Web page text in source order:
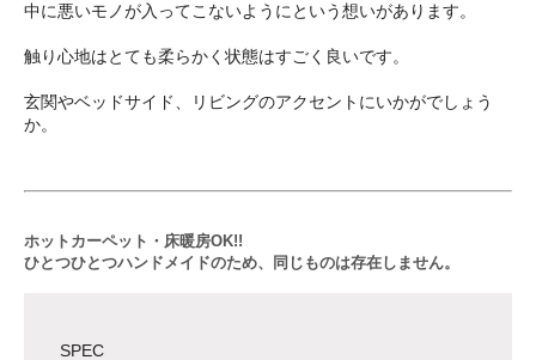
中に悪いモノが入ってこないようにという想いがあります。
触り心地はとても柔らかく状態はすごく良いです。
玄関やベッドサイド、リビングのアクセントにいかがでしょう
か。
ホットカーペット・床暖房OK!!
ひとつひとつハンドメイドのため、同じものは存在しません。
SPEC